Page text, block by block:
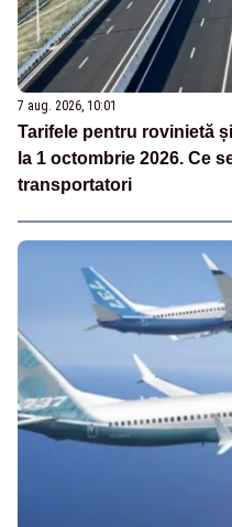
7 aug. 2026, 10:01
Tarifele pentru rovinietă
la 1 octombrie 2026. Ce
transportatori